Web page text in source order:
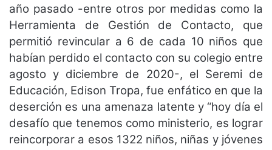
año pasado -entre otros por medidas como la
Herramienta de Gestión de Contacto, que
permitió revincular a 6 de cada 10 niños que
habían perdido el contacto con su colegio entre
agosto y diciembre de 2020-, el Seremi de
Educación, Edison Tropa, fue enfático en que la
deserción es una amenaza latente y “hoy día el
desafío que tenemos como ministerio, es lograr
reincorporar a esos 1322 niños, niñas y jóvenes